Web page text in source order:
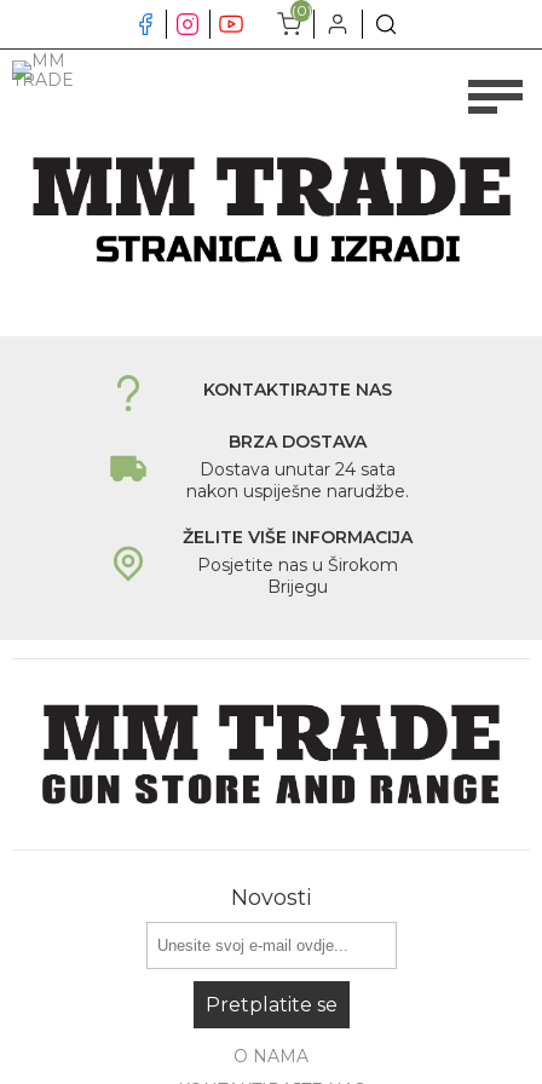
(0)
KONTAKTIRAJTE NAS
BRZA DOSTAVA
Dostava unutar 24 sata
nakon uspiješne narudžbe.
ŽELITE VIŠE INFORMACIJA
Posjetite nas u Širokom
Brijegu
Novosti
Pretplatite se
O NAMA